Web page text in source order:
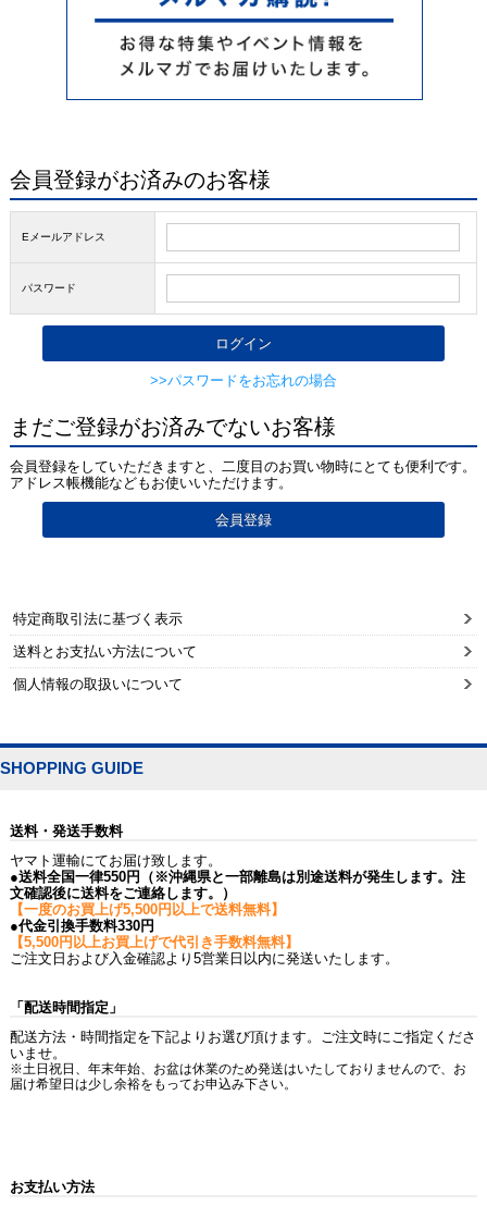
会員登録がお済みのお客様
Eメールアドレス
パスワード
>>パスワードをお忘れの場合
まだご登録がお済みでないお客様
会員登録をしていただきますと、二度目のお買い物時にとても便利です。
アドレス帳機能などもお使いいただけます。
特定商取引法に基づく表示
送料とお支払い方法について
個人情報の取扱いについて
SHOPPING GUIDE
送料・発送手数料
ヤマト運輸にてお届け致します。
●送料全国一律550円（※沖縄県と一部離島は別途送料が発生します。注
文確認後に送料をご連絡します。）
【一度のお買上げ5,500円以上で送料無料】
●代金引換手数料330円
【5,500円以上お買上げで代引き手数料無料】
ご注文日および入金確認より5営業日以内に発送いたします。
「配送時間指定」
配送方法・時間指定を下記よりお選び頂けます。ご注文時にご指定くださ
いませ。
※土日祝日、年末年始、お盆は休業のため発送はいたしておりませんので、お
届け希望日は少し余裕をもってお申込み下さい。
お支払い方法